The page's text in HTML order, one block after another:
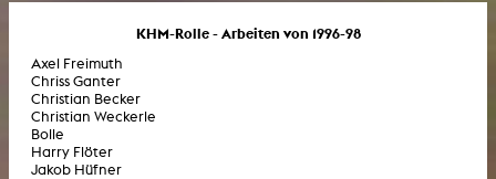
KHM-Rolle - Arbeiten von 1996-98
Axel Freimuth
Chriss Ganter
Christian Becker
Christian Weckerle
Bolle
Harry Flöter
Jakob Hüfner